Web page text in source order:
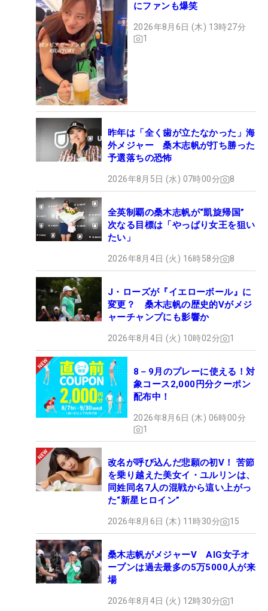
にファンも爆笑
2026年8月6日 (木) 13時27分
1
昨年は「全く歯が立たなかった」海
外メジャー 桑木志帆が打ち勝った
予選落ちの恐怖
2026年8月5日 (水) 07時00分 8
全英制覇の桑木志帆が“凱旋帰国”
次なる目標は「やっぱり女王を狙い
たい」
2026年8月4日 (火) 16時58分 8
J・ローズが『イエローボール』に
変更？ 桑木志帆の歴史的Vがメジ
ャーチャンプにも影響か
2026年8月4日 (火) 10時02分 1
8－9月のプレーに使える！対
象コース2,000円分クーポン
配布中！
2026年8月6日 (木) 06時00分
1
改名が呼び込んだ悲願の初V！ 苦節
を乗り越えた美女イ・ユルリンは、
同姓同名7人の混戦から這い上がっ
た“新星ヒロイン”
2026年8月6日 (木) 11時30分 15
桑木志帆がメジャーV AIG女子オ
ープンは過去最多の5万5000人が来
場
2026年8月4日 (火) 12時30分 1